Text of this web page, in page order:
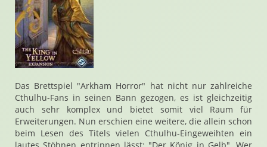
Das Brettspiel "Arkham Horror" hat nicht nur zahlreiche
Cthulhu-Fans in seinen Bann gezogen, es ist gleichzeitig
auch sehr komplex und bietet somit viel Raum für
Erweiterungen. Nun erschien eine weitere, die allein schon
beim Lesen des Titels vielen Cthulhu-Eingeweihten ein